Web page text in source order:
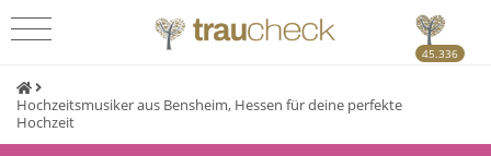
45.336
Hochzeitsmusiker aus Bensheim, Hessen für deine perfekte
Hochzeit